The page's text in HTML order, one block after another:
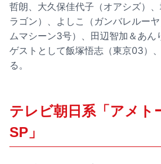
哲朗、大久保佳代子（オアシズ）
ラゴン）、よしこ（ガンバレルー
ムマシーン3号）、田辺智加＆あん
ゲストとして飯塚悟志（東京03）
る。
テレビ朝日系「アメト
SP」